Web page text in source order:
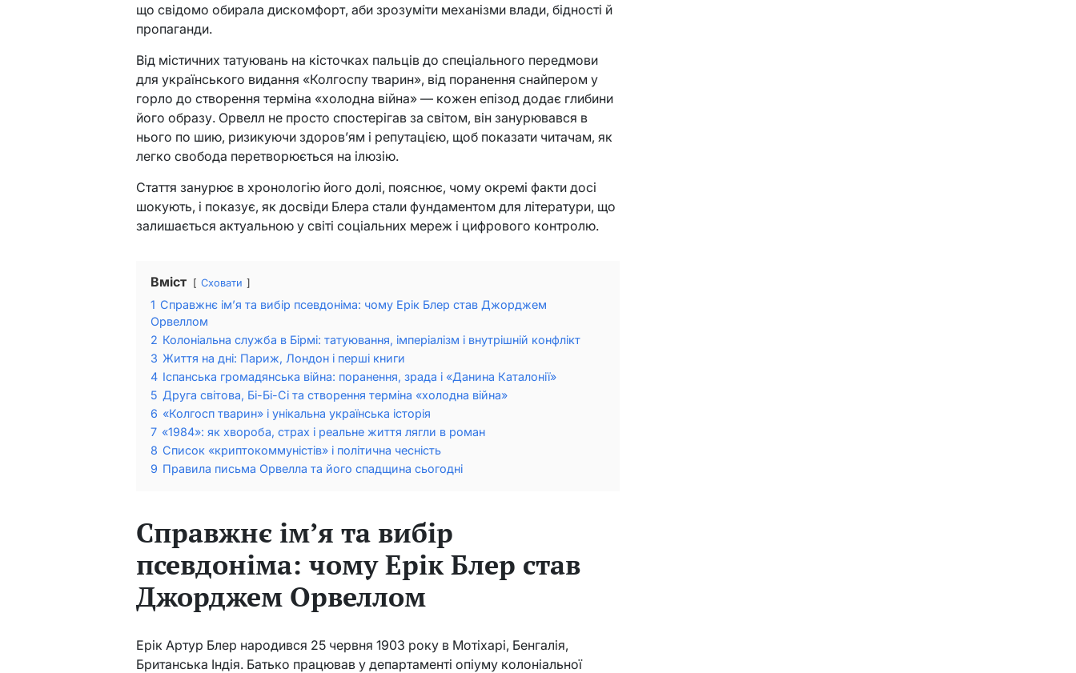
що свідомо обирала дискомфорт, аби зрозуміти механізми влади, бідності й
пропаганди.
Від містичних татуювань на кісточках пальців до спеціального передмови
для українського видання «Колгоспу тварин», від поранення снайпером у
горло до створення терміна «холодна війна» — кожен епізод додає глибини
його образу. Орвелл не просто спостерігав за світом, він занурювався в
нього по шию, ризикуючи здоров’ям і репутацією, щоб показати читачам, як
легко свобода перетворюється на ілюзію.
Стаття занурює в хронологію його долі, пояснює, чому окремі факти досі
шокують, і показує, як досвіди Блера стали фундаментом для літератури, що
залишається актуальною у світі соціальних мереж і цифрового контролю.
Вміст Сховати
1 Справжнє ім’я та вибір псевдоніма: чому Ерік Блер став Джорджем
Орвеллом
2 Колоніальна служба в Бірмі: татуювання, імперіалізм і внутрішній конфлікт
3 Життя на дні: Париж, Лондон і перші книги
4 Іспанська громадянська війна: поранення, зрада і «Данина Каталонії»
5 Друга світова, Бі-Бі-Сі та створення терміна «холодна війна»
6 «Колгосп тварин» і унікальна українська історія
7 «1984»: як хвороба, страх і реальне життя лягли в роман
8 Список «криптокоммуністів» і політична чесність
9 Правила письма Орвелла та його спадщина сьогодні
Справжнє ім’я та вибір
псевдоніма: чому Ерік Блер став
Джорджем Орвеллом
Ерік Артур Блер народився 25 червня 1903 року в Мотіхарі, Бенгалія,
Британська Індія. Батько працював у департаменті опіуму колоніальної